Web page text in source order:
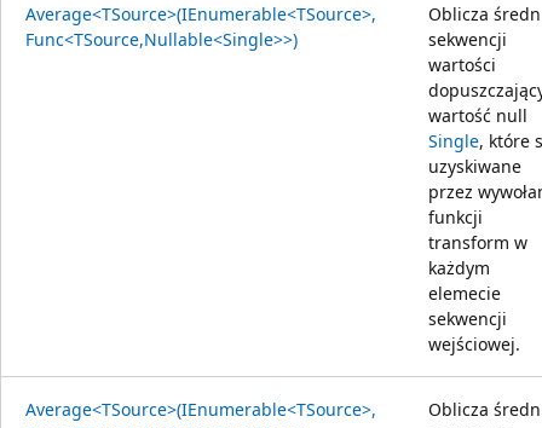
Average<TSource>(IEnumerable<TSource>,
Func<TSource,Nullable<Single>>)
Oblicza
sekwencji
wartości
wartość null
Single, które
uzyskiwane
przez
funkcji
transform w
każdym
elemecie
sekwencji
wejściowej.
Average<TSource>(IEnumerable<TSource>,
Oblicza